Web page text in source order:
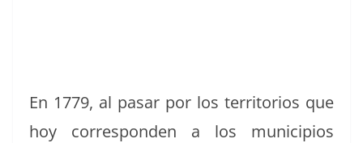
En 1779, al pasar por los ter­ri­to­rios que
hoy cor­re­spon­den a los munici­p­ios